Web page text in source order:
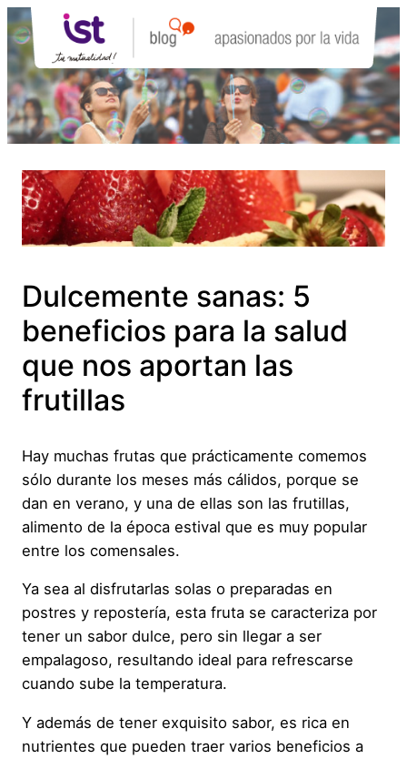
Saltar
al
contenido
Dulcemente sanas: 5
beneficios para la salud
que nos aportan las
frutillas
Hay muchas frutas que prácticamente comemos
sólo durante los meses más cálidos, porque se
dan en verano, y una de ellas son las frutillas,
alimento de la época estival que es muy popular
entre los comensales.
Ya sea al disfrutarlas solas o preparadas en
postres y repostería, esta fruta se caracteriza por
tener un sabor dulce, pero sin llegar a ser
empalagoso, resultando ideal para refrescarse
cuando sube la temperatura.
Y además de tener exquisito sabor, es rica en
nutrientes que pueden traer varios beneficios a